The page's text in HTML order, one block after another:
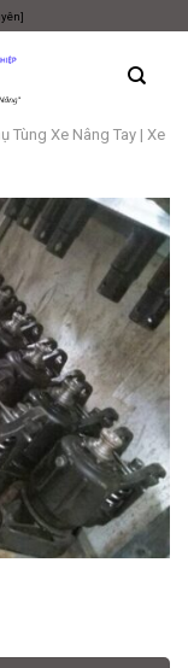
Tùng Xe Nâng Tay | Xe